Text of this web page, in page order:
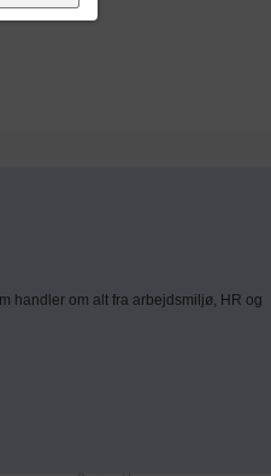
handler om alt fra arbejdsmiljø, HR og